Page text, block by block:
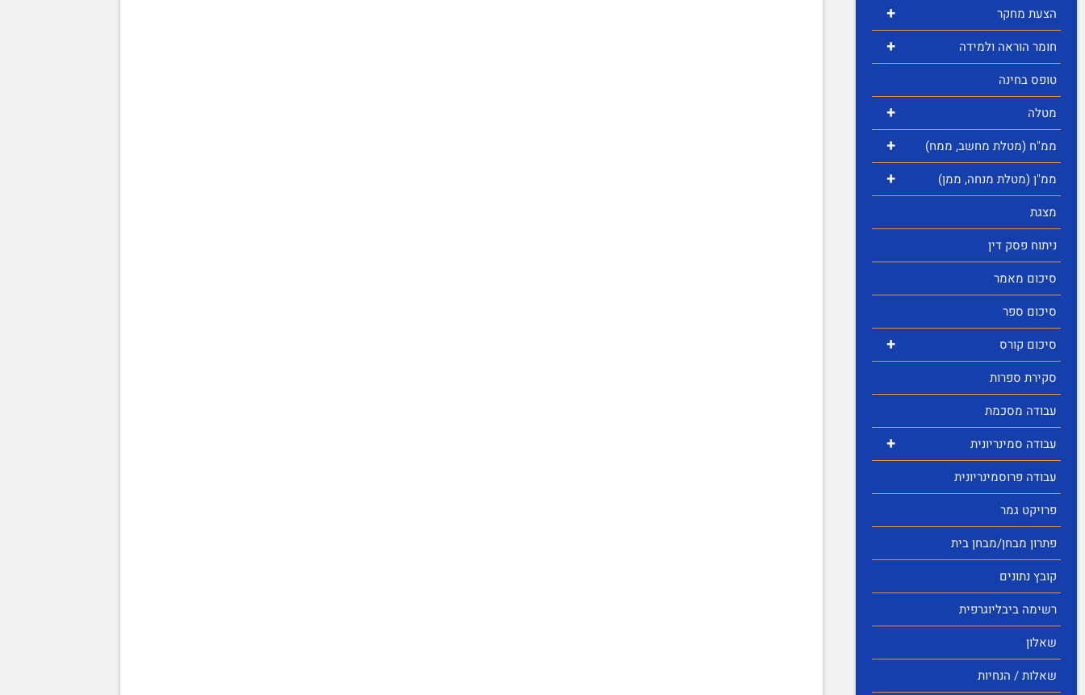
+ הצעת מחקר
+
חומר הוראה ולמידה
טופס בחינה
+ מטלה
+ ממ"ח (מטלת מחשב, ממח)
+
ממ"ן (מטלת מנחה, ממן)
מצגת
ניתוח פסק דין
סיכום מאמר
סיכום ספר
+
סיכום קורס
סקירת ספרות
עבודה מסכמת
+
עבודה סמינריונית
עבודה פרוסמינריונית
פרויקט גמר
פתרון מבחן/מבחן בית
קובץ נתונים
רשימה ביבליוגרפית
שאלון
שאלות / הנחיות